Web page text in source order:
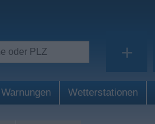
+
Warnungen Wetterstationen